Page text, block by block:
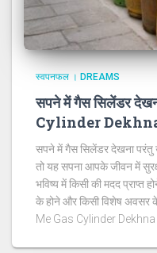
स्वपनफल । DREAMS
सपने में गैस सिलेंडर
Cylinder
सपने में गैस सिलेंडर देखना परंतु
तो यह सपना आपके जीवन में
भविष्य में किसी की मदद प्राप्त
के होने और किसी विशेष अवसर
Me Gas Cylinder Dekhna